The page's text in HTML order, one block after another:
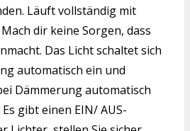
Läuft vollständig mit
dir keine Sorgen, dass
Das Licht schaltet sich
automatisch ein und
Dämmerung automatisch
Es gibt einen EIN/ AUS-